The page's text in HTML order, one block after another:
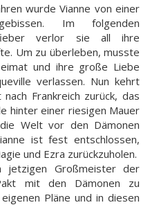
wurde Vianne von einer
Im folgenden
verlor sie all ihre
Um zu überleben, musste
und ihre große Liebe
verlassen. Nun kehrt
Frankreich zurück, das
hinter einer riesigen Mauer
Welt vor den Dämonen
ist fest entschlossen,
und Ezra zurückzuholen.
jetzigen Großmeister der
mit den Dämonen zu
Pläne und in diesen